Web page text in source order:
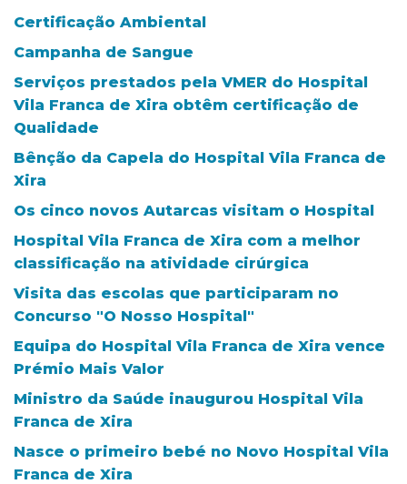
Certificação Ambiental
Campanha de Sangue
Serviços prestados pela VMER do Hospital
Vila Franca de Xira obtêm certificação de
Qualidade
Bênção da Capela do Hospital Vila Franca de
Xira
Os cinco novos Autarcas visitam o Hospital
Hospital Vila Franca de Xira com a melhor
classificação na atividade cirúrgica
Visita das escolas que participaram no
Concurso "O Nosso Hospital"
Equipa do Hospital Vila Franca de Xira vence
Prémio Mais Valor
Ministro da Saúde inaugurou Hospital Vila
Franca de Xira
Nasce o primeiro bebé no Novo Hospital Vila
Franca de Xira